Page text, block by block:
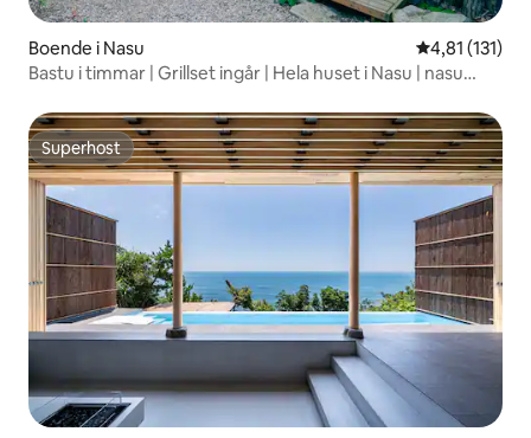
Boende i Nasu 4,81 av 5 i
4,81 (131)
Bastu i timmar | Grillset ingår | Hela huset i Nasu | nasu
Superhost
Superhost